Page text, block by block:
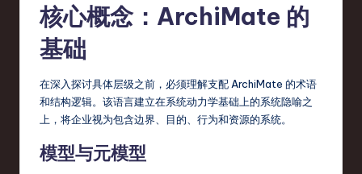
-
L
核心概念：ArchiMate 的
基础
在深入探讨具体层级之前，必须理解支配 ArchiMate 的术语
和结构逻辑。该语言建立在系统动力学基础上的系统隐喻之
上，将企业视为包含边界、目的、行为和资源的系统。
模型与元模型